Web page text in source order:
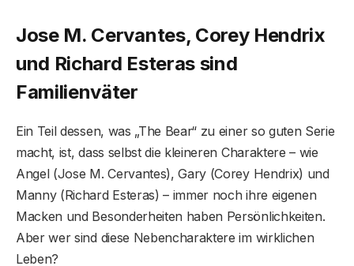
Jose M. Cervantes, Corey Hendrix
und Richard Esteras sind
Familienväter
Ein Teil dessen, was „The Bear“ zu einer so guten Serie
macht, ist, dass selbst die kleineren Charaktere – wie
Angel (Jose M. Cervantes), Gary (Corey Hendrix) und
Manny (Richard Esteras) – immer noch ihre eigenen
Macken und Besonderheiten haben Persönlichkeiten.
Aber wer sind diese Nebencharaktere im wirklichen
Leben?